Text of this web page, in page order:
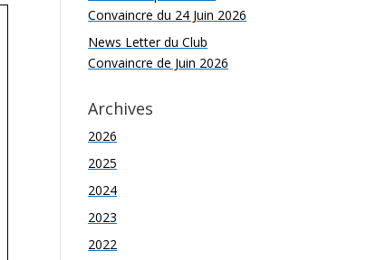
Convaincre du 24 Juin 2026
News Letter du Club
Convaincre de Juin 2026
Archives
2026
2025
2024
2023
2022